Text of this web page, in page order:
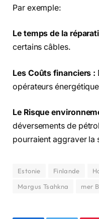
Par exemple:
Le temps de la
certains câbles.
Les Coûts financiers :
opérateurs
Le Risque
déversements de
pourraient aggraver la
Estonie Finlande
Margus Tsahkna
mer